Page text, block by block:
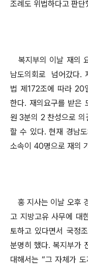
조례도 위법하다고 판단
복지부의 이날 재의
남도의회로 넘어갔다.
법 제172조에 따라 20
한다. 재의요구를 받은
원 3분의 2 찬성으로 의
할 수 있다. 현재 경남
소속이 40명으로 재의
홍 지사는 이날 오후
고 지방고유 사무에 대
토하고 있다면서 국정
분명히 했다. 복지부가
대해서는 “그 자체가